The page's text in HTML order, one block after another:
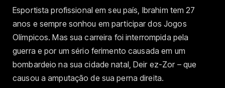
Esportista profissional em seu país, Ibrahim tem 27
anos e sempre sonhou em participar dos Jogos
Olímpicos. Mas sua carreira foi interrompida pela
guerra e por um sério ferimento causada em um
bombardeio na sua cidade natal, Deir ez-Zor – que
causou a amputação de sua perna direita.